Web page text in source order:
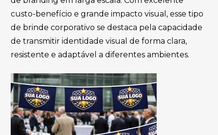
custo-benefício e grande impacto visual, esse tipo
de brinde corporativo se destaca pela capacidade
de transmitir identidade visual de forma clara,
resistente e adaptável a diferentes ambientes.